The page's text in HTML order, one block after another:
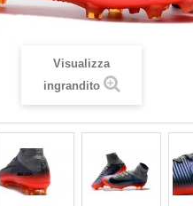
Visualizza
ingrandito